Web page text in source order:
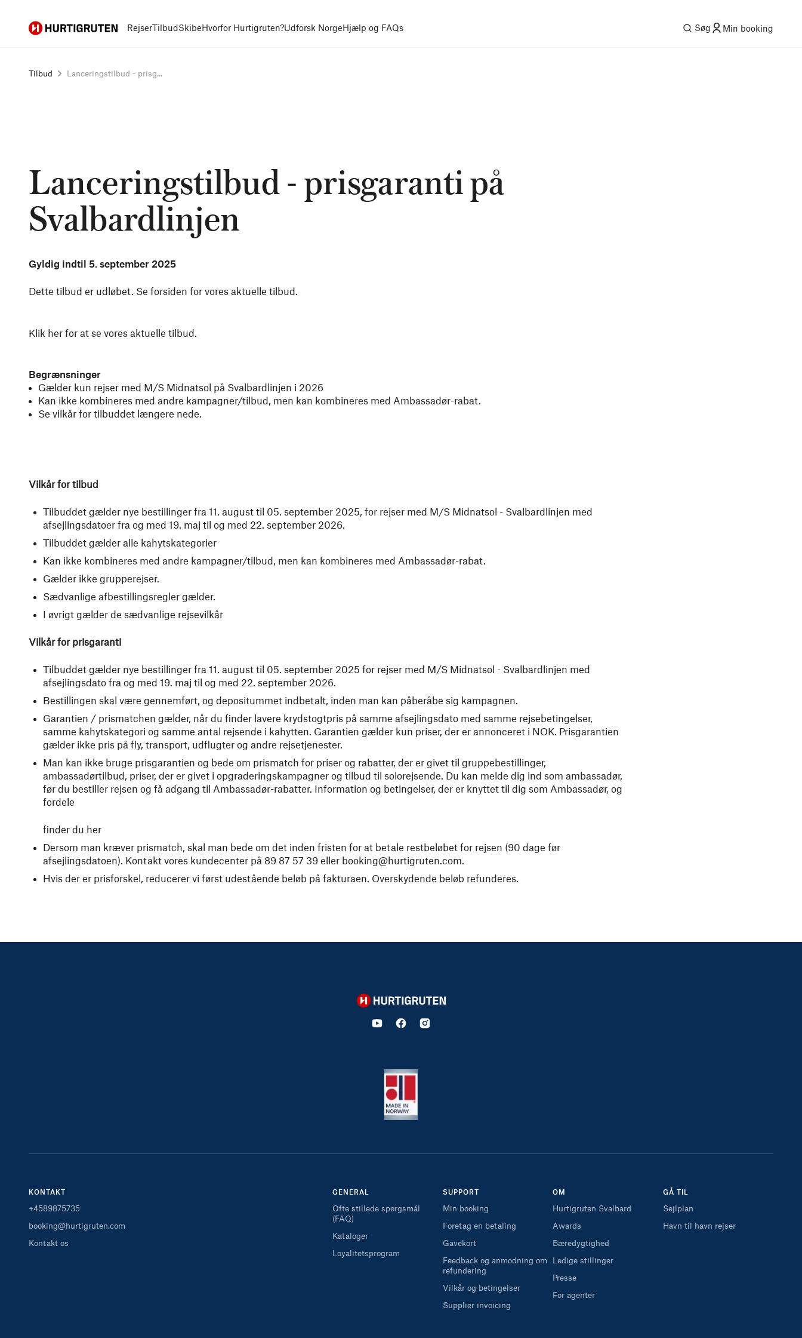
Hurtigruten RejserTilbudSkibeHvorfor Hurtigruten?Udforsk NorgeHjælp og FAQs Søg Min booking
Tilbud Lanceringstilbud - prisg...
Lanceringstilbud - prisgaranti på
Svalbardlinjen
Gyldig indtil 5. september 2025
Dette tilbud er udløbet. Se forsiden for vores aktuelle tilbud.
Klik her for at se vores aktuelle tilbud.
Begrænsninger
Gælder kun rejser med M/S Midnatsol på Svalbardlinjen i 2026
Kan ikke kombineres med andre kampagner/tilbud, men kan kombineres med Ambassadør-rabat.
Se vilkår for tilbuddet længere nede.
Vilkår for tilbud
Tilbuddet gælder nye bestillinger fra 11. august til 05. september 2025, for rejser med M/S Midnatsol - Svalbardlinjen med
afsejlingsdatoer fra og med 19. maj til og med 22. september 2026.
Tilbuddet gælder alle kahytskategorier
Kan ikke kombineres med andre kampagner/tilbud, men kan kombineres med Ambassadør-rabat.
Gælder ikke grupperejser.
Sædvanlige afbestillingsregler gælder.
I øvrigt gælder de sædvanlige rejsevilkår
Vilkår for prisgaranti
Tilbuddet gælder nye bestillinger fra 11. august til 05. september 2025 for rejser med M/S Midnatsol - Svalbardlinjen med
afsejlingsdato fra og med 19. maj til og med 22. september 2026.
Bestillingen skal være gennemført, og depositummet indbetalt, inden man kan påberåbe sig kampagnen.
Garantien / prismatchen gælder, når du finder lavere krydstogtpris på samme afsejlingsdato med samme rejsebetingelser,
samme kahytskategori og samme antal rejsende i kahytten. Garantien gælder kun priser, der er annonceret i NOK. Prisgarantien
gælder ikke pris på fly, transport, udflugter og andre rejsetjenester.
Man kan ikke bruge prisgarantien og bede om prismatch for priser og rabatter, der er givet til gruppebestillinger,
ambassadørtilbud, priser, der er givet i opgraderingskampagner og tilbud til solorejsende. Du kan melde dig ind som ambassadør,
før du bestiller rejsen og få adgang til Ambassadør-rabatter. Information og betingelser, der er knyttet til dig som Ambassadør, og
fordele
finder du her
Dersom man kræver prismatch, skal man bede om det inden fristen for at betale restbeløbet for rejsen (90 dage før
afsejlingsdatoen). Kontakt vores kundecenter på 89 87 57 39 eller booking@hurtigruten.com.
Hvis der er prisforskel, reducerer vi først udestående beløb på fakturaen. Overskydende beløb refunderes.
Hurtigruten
KONTAKT
+4589875735
booking@hurtigruten.com
Kontakt os
GENERAL
Ofte stillede spørgsmål
(FAQ)
Kataloger
Loyalitetsprogram
SUPPORT
Min booking
Foretag en betaling
Gavekort
Feedback og anmodning om
refundering
Vilkår og betingelser
Supplier invoicing
OM
Hurtigruten Svalbard
Awards
Bæredygtighed
Ledige stillinger
Presse
For agenter
GÅ TIL
Sejlplan
Havn til havn rejser